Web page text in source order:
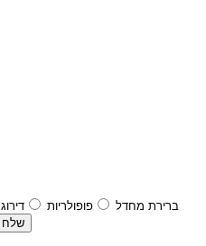
ברירת מחדל פופולריות דירוג